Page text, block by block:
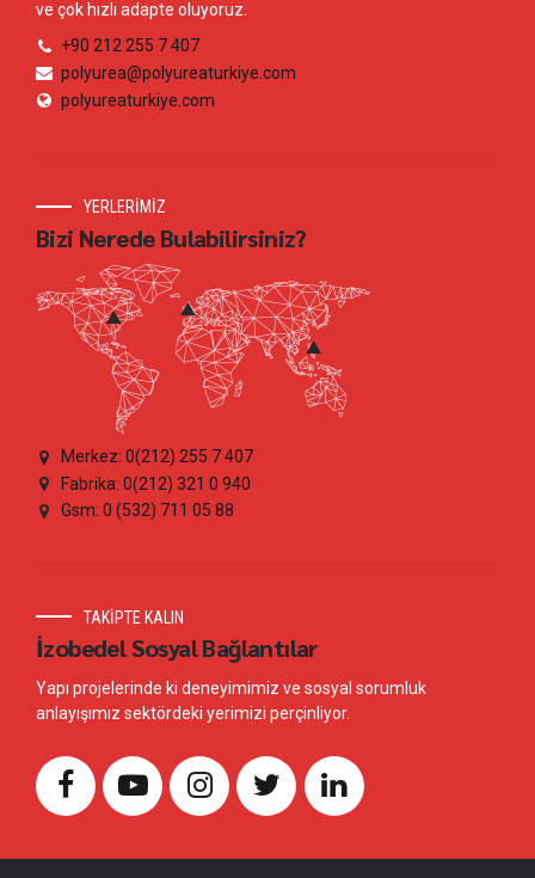
ve çok hızlı adapte oluyoruz.
+90 212 255 7 407
polyurea@polyureaturkiye.com
polyureaturkiye.com
YERLERİMİZ
Bizi Nerede Bulabilirsiniz?
Merkez: 0(212) 255 7 407
Fabrika: 0(212) 321 0 940
Gsm: 0 (532) 711 05 88
TAKİPTE KALIN
İzobedel Sosyal Bağlantılar
Yapı projelerinde ki deneyimimiz ve sosyal sorumluk
anlayışımız sektördeki yerimizi perçinliyor.